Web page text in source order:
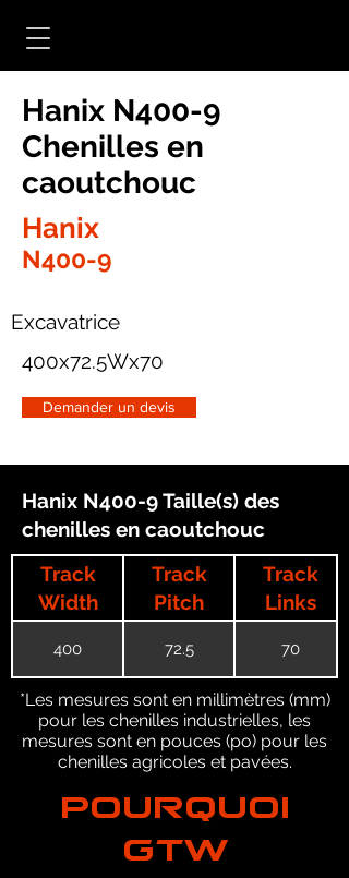
Hanix N400-9
Chenilles en
caoutchouc
Hanix
N400-9
Excavatrice
400x72.5Wx70
Demander un devis
Hanix N400-9 Taille(s) des
chenilles en caoutchouc
Track
Width
Track
Pitch
Track
Links
400 72.5 70
*Les mesures sont en millimètres (mm)
pour les chenilles industrielles, les
mesures sont en pouces (po) pour les
chenilles agricoles et pavées.
POURQUOI
GTW